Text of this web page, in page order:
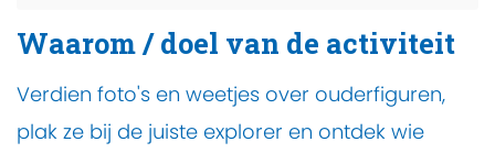
Waarom / doel van de activiteit
Verdien foto's en weetjes over ouderfiguren,
plak ze bij de juiste explorer en ontdek wie